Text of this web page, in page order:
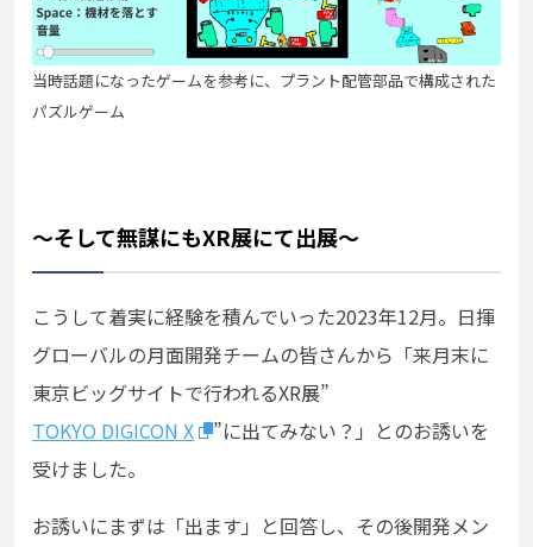
当時話題になったゲームを参考に、プラント配管部品で構成された
パズルゲーム
～そして無謀にもXR展にて出展～
こうして着実に経験を積んでいった2023年12月。日揮
グローバルの月面開発チームの皆さんから「来月末に
東京ビッグサイトで行われるXR展”
TOKYO DIGICON X
”に出てみない？」とのお誘いを
受けました。
お誘いにまずは「出ます」と回答し、その後開発メン